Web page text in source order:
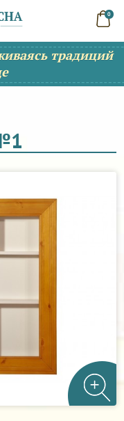
0
традиций